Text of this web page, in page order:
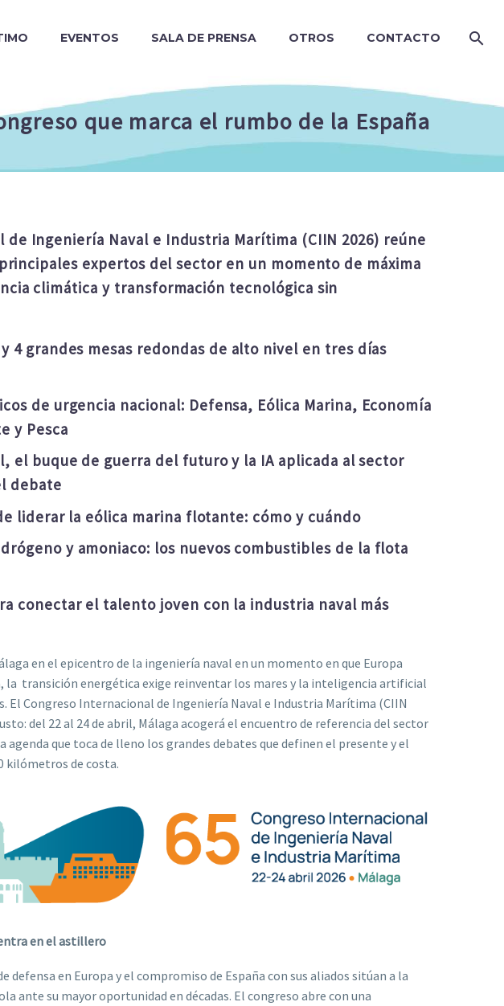
EVENTOS SALA DE PRENSA OTROS CONTACTO
que marca el rumbo de la España
de Ingeniería Naval e Industria Marítima (CIIN 2026) reúne
expertos del sector en un momento de máxima
climática y transformación tecnológica sin
y 4 grandes mesas redondas de alto nivel en tres días
de urgencia nacional: Defensa, Eólica Marina, Economía
y Pesca
el buque de guerra del futuro y la IA aplicada al sector
debate
liderar la eólica marina flotante: cómo y cuándo
y amoniaco: los nuevos combustibles de la flota
conectar el talento joven con la industria naval más
en el epicentro de la ingeniería naval en un momento en que Europa
la transición energética exige reinventar los mares y la inteligencia artificial
Congreso Internacional de Ingeniería Naval e Industria Marítima (CIIN
del 22 al 24 de abril, Málaga acogerá el encuentro de referencia del sector
que toca de lleno los grandes debates que definen el presente y el
kilómetros de costa.
en el astillero
defensa en Europa y el compromiso de España con sus aliados sitúan a la
ante su mayor oportunidad en décadas. El congreso abre con una